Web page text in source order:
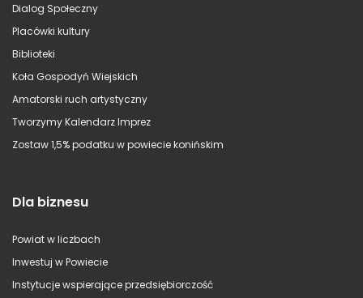
Dialog Społeczny
Placówki kultury
Biblioteki
Koła Gospodyń Wiejskich
Amatorski ruch artystyczny
Tworzymy Kalendarz Imprez
Zostaw 1,5% podatku w powiecie konińskim
Dla biznesu
Powiat w liczbach
Inwestuj w Powiecie
Instytucje wspierające przedsiębiorczość